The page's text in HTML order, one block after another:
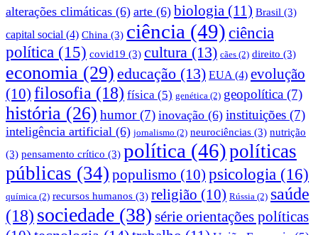
alterações climáticas (6) arte (6) biologia (11) Brasil (3)
capital social (4) China (3) ciência (49) ciência
política (15) covid19 (3) cultura (13) cães (2) direito (3)
economia (29) educação (13) EUA (4) evolução
(10) filosofia (18) física (5) genética (2) geopolítica (7)
história (26) humor(7) inovação (6) instituições (7)
inteligência artificial (6) jornalismo (2) neurociências (3) nutrição
(3) pensamento crítico (3) política (46)políticas
públicas (34) populismo (10) psicologia (16)
química (2) recursos humanos (3) religião (10) Rússia (2) saúde
(18) sociedade (38) série orientações políticas